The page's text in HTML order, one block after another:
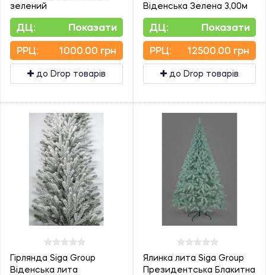
зелений
ДЦ: Показати
PPЦ: 1000.00 грн
до Drop товарів
Віденська Зелена 3,00м
ДЦ: Показати
PPЦ: 12500.00 грн
до Drop товарів
Гірлянда Siga Group
Віденська лита
Ялинка лита Siga Group
Президентська Блакитна